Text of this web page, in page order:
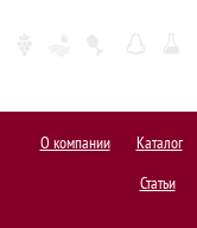
О компании Каталог
Статьи